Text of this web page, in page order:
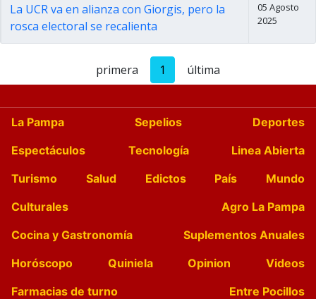
La UCR va en alianza con Giorgis, pero la
rosca electoral se recalienta
05 Agosto
2025
primera 1 última
La Pampa Sepelios
Deportes
Espectáculos
Tecnología
Linea Abierta
Turismo
Salud Edictos País
Mundo
Culturales
Agro La Pampa
Cocina y Gastronomía
Suplementos Anuales
Horóscopo
Quiniela Opinion
Videos
Farmacias de turno
Entre Pocillos